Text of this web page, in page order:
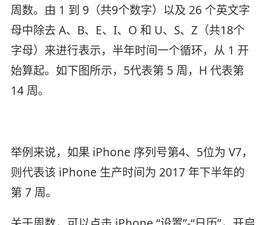
周数。由 1 到 9（共9个数字）以及 26 个英文字
母中除去 A、B、E、I、O 和 U、S、Z（共18个
字母）来进行表示，半年时间一个循环，从 1 开
始算起。如下图所示，5代表第 5 周，H 代表第
14 周。
举例来说，如果 iPhone 序列号第4、5位为 V7，
则代表该 iPhone 生产时间为 2017 年下半年的
第 7 周。